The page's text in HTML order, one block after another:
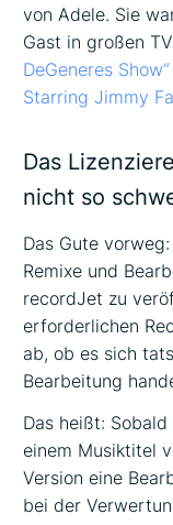
von Adele. Sie
Gast in großen
DeGeneres Show“
Starring Jimmy
Das
nicht so
Das Gute
Remixe und
recordJet zu
erforderlichen
ab, ob es sich
Bearbeitung
Das heißt:
einem Musiktitel
Version eine
bei der